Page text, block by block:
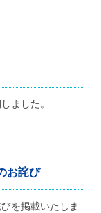
ました。
お詫び
を掲載いたしま